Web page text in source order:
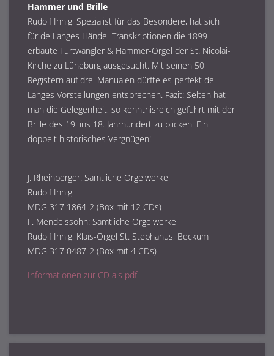
Hammer und Brille
Rudolf Innig, Spezialist für das Besondere, hat sich
für de Langes Händel-Transkriptionen die 1899
erbaute Furtwängler & Hammer-Orgel der St. Nicolai-
Kirche zu Lüneburg ausgesucht. Mit seinen 50
Registern auf drei Manualen dürfte es perfekt de
Langes Vorstellungen entsprechen. Fazit: Selten hat
man die Gelegenheit, so kenntnisreich geführt mit der
Brille des 19. ins 18. Jahrhundert zu blicken: Ein
doppelt historisches Vergnügen!
J. Rheinberger: Sämtliche Orgelwerke
Rudolf Innig
MDG 317 1864-2 (Box mit 12 CDs)
F. Mendelssohn: Sämtliche Orgelwerke
Rudolf Innig, Klais-Orgel St. Stephanus, Beckum
MDG 317 0487-2 (Box mit 4 CDs)
Informationen zur CD als pdf